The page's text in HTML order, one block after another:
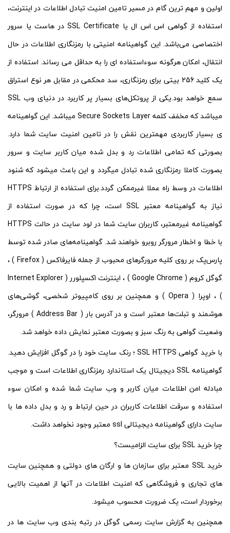
اولین و مهم ترین گام در مسیر تامین امنیت تبادل اطلاعات در اینترنت،
استفاده از گواهی اس اس ال یا SSL Certificate در هاست یا سرور
اختصاصی می‌باشد. این گواهینامه امنیتی با رمزنگاری اطلاعات در حال
انتقال، امکان هرگونه سوءاستفاده ای را به حداقل می رساند. استفاده از
یک کلید 256 بیتی برای رمزنگاری، سد محکمی در مقابل هر نوع استراق
سمع خواهد بود.یکی از پروتکل‌های بسیار پر کاربرد در دنیای وب SSL
میباشد که مخفف کلمه Secure Sockets Layer میباشد. این گواهینامه
ی بسیار کاربردی مهمترین نقش را در تامین امنیت سایت شما دارد.
بصورتی که تمامی اطلاعات رد و بدل شده میان کاربر سایت و سرور
بصورت کاملا رمزنگاری شده تبادل میگردد و این باعث میشود که شنود
اطلاعات در وسط راه عملا غیرممکن گردد.برای استفاده از ارتباط HTTPS
نیاز به گواهینامه معتبر SSL است، چرا که در صورت استفاده از
گواهینامه غیرمعتبر، کاربران سایت شما در لود سایت در حالت HTTPS
با خطا و اخطار مرورگر روبرو خواهند شد. گواهینامه‌های صادر شده توسط
پارس‌پک بر روی کلیه مرورگرهای محبوب از جمله فایرفاکس ( Firefox ) ،
گوگل کروم ( Google Chrome ) ، اینترنت اکسپلورر ( Internet Explorer
) ، اوپرا ( Opera ) و همچنین بر روی کامپیوتر شخصی، گوشی‌های
هوشمند و تبلت‌ها معتبر است و در آدرس بار ( Address Bar ) مرورگر،
وضعیت گواهی به رنگ سبز و بصورت معتبر نمایش داده خواهد شد.
با خرید گواهی SSL HTTPS ؛ رنک سایت خود را در گوگل افزایش دهید.
گواهینامه SSL دیجیتال یک استاندارد رمزنگاری اطلاعات است و موجب
مبادله امن اطلاعات میان کاربر و وب سایت شما شده و امکان سوء
استفاده و سرقت اطلاعات کاربران در حین ارتباط و رد و بدل داده ها با
سایت دارای گواهینامه دیجیتالی ssl معتبر وجود نخواهد داشت.
چرا خرید SSL برای سایت الزامیست؟
خرید SSL معتبر برای سازمان ها و ارگان های دولتی و همچنین سایت
های تجاری و فروشگاهی که امنیت اطلاعات در آنها از اهمیت بالایی
برخوردار است، یک ضرورت محسوب میشود.
همچنین به گزارش سایت رسمی گوگل در رتبه بندی وب سایت ها در